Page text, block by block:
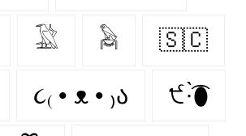
𓅁 𓅉 🇸🇨
૮₍ • ᴥ • ₎ა ੯·̀͡⬮